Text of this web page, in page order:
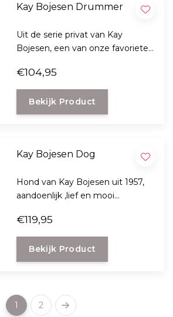
Kay Bojesen Drummer
Uit de serie privat van Kay
Bojesen, een van onze favorieten
€104,95
Bekijk Product
Kay Bojesen Dog
Hond van Kay Bojesen uit 1957,
aandoenlijk ,lief en mooi
€119,95
Bekijk Product
1 2